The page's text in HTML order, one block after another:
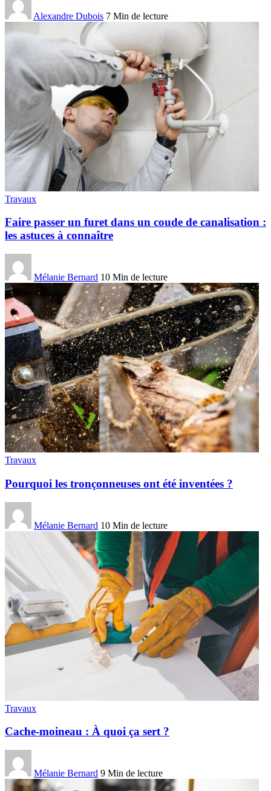
Alexandre Dubois 7 Min de lecture
Travaux
Faire passer un furet dans un coude de canalisation :
les astuces à connaître
Mélanie Bernard 10 Min de lecture
Travaux
Pourquoi les tronçonneuses ont été inventées ?
Mélanie Bernard 10 Min de lecture
Travaux
Cache-moineau : À quoi ça sert ?
Mélanie Bernard 9 Min de lecture